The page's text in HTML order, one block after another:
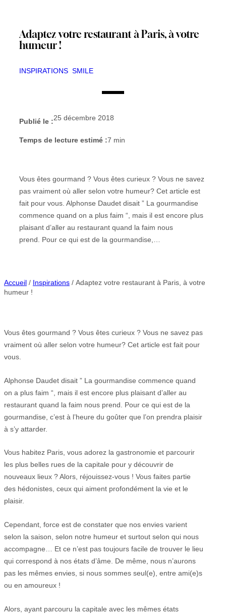
Adaptez votre restaurant à Paris, à votre
humeur !
INSPIRATIONS SMILE
Publié le :25 décembre 2018
Temps de lecture estimé :7 min
Vous êtes gourmand ? Vous êtes curieux ? Vous ne savez
pas vraiment où aller selon votre humeur? Cet article est
fait pour vous. Alphonse Daudet disait ” La gourmandise
commence quand on a plus faim “, mais il est encore plus
plaisant d’aller au restaurant quand la faim nous
prend. Pour ce qui est de la gourmandise,…
Accueil / Inspirations / Adaptez votre restaurant à Paris, à votre
humeur !
Vous êtes gourmand ? Vous êtes curieux ? Vous ne savez pas
vraiment où aller selon votre humeur? Cet article est fait pour
vous.
Alphonse Daudet disait ” La gourmandise commence quand
on a plus faim “, mais il est encore plus plaisant d’aller au
restaurant quand la faim nous prend. Pour ce qui est de la
gourmandise, c’est à l’heure du goûter que l’on prendra plaisir
à s’y attarder.
Vous habitez Paris, vous adorez la gastronomie et parcourir
les plus belles rues de la capitale pour y découvrir de
nouveaux lieux ? Alors, réjouissez-vous ! Vous faites partie
des hédonistes, ceux qui aiment profondément la vie et le
plaisir.
Cependant, force est de constater que nos envies varient
selon la saison, selon notre humeur et surtout selon qui nous
accompagne… Et ce n’est pas toujours facile de trouver le lieu
qui correspond à nos états d’âme. De même, nous n’aurons
pas les mêmes envies, si nous sommes seul(e), entre ami(e)s
ou en amoureux !
Alors, ayant parcouru la capitale avec les mêmes états